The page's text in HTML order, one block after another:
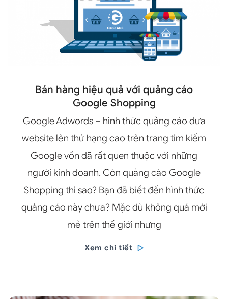
Bán hàng hiệu quả với quảng cáo
Google Shopping
Google Adwords – hình thức quảng cáo đưa
website lên thứ hạng cao trên trang tìm kiếm
Google vốn đã rất quen thuộc với những
người kinh doanh. Còn quảng cáo Google
Shopping thì sao? Bạn đã biết đến hình thức
quảng cáo này chưa? Mặc dù không quá mới
mẻ trên thế giới nhưng
Xem chi tiết